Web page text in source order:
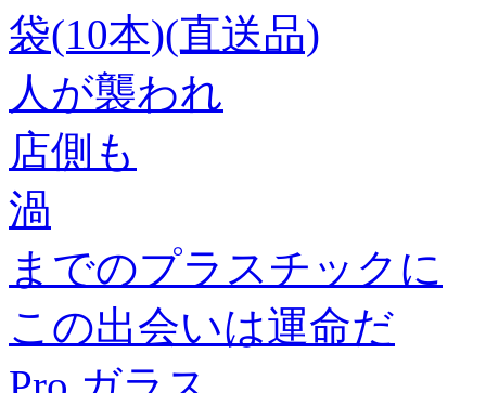
袋(10本)(直送品)
人が襲われ
店側も
渦
までのプラスチックに
この出会いは運命だ